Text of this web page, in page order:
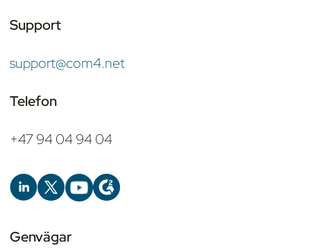
Support
support@com4.net
Telefon
+47 94 04 94 04
Genvägar